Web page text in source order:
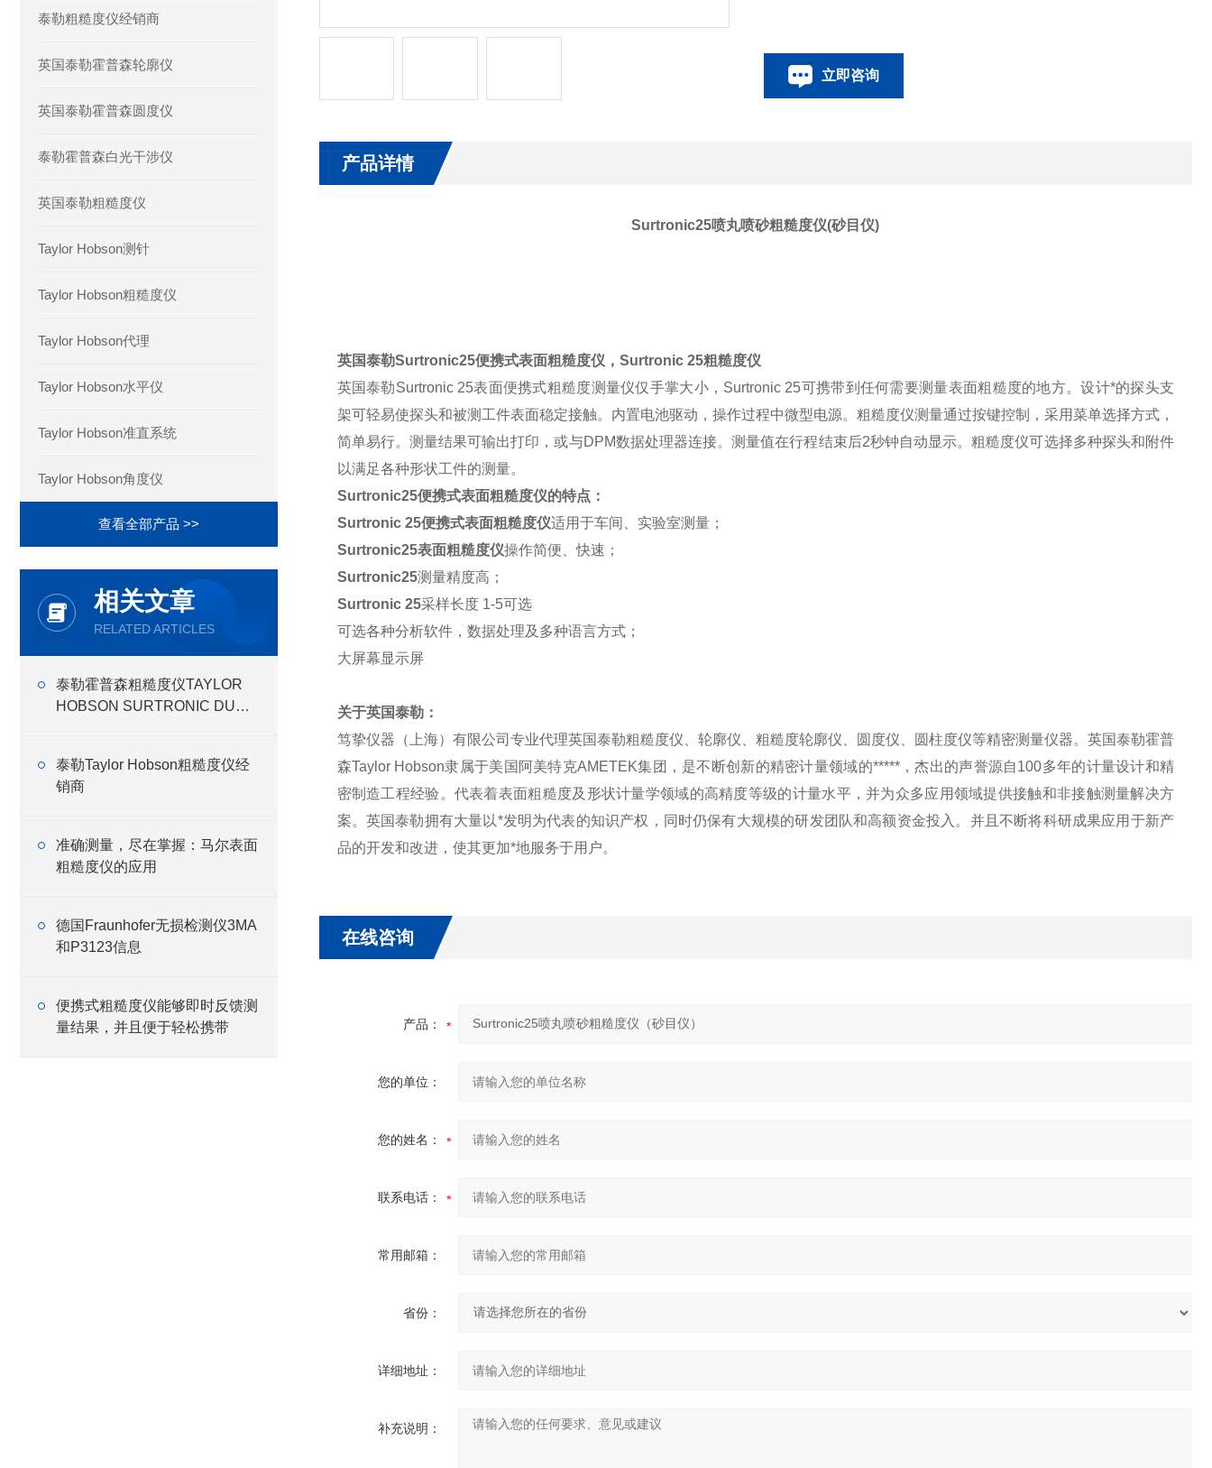
泰勒粗糙度仪经销商
英国泰勒霍普森轮廓仪
英国泰勒霍普森圆度仪
泰勒霍普森白光干涉仪
英国泰勒粗糙度仪
Taylor Hobson测针
Taylor Hobson粗糙度仪
Taylor Hobson代理
Taylor Hobson水平仪
Taylor Hobson准直系统
Taylor Hobson角度仪
查看全部产品 >>
相关文章
RELATED ARTICLES
泰勒霍普森粗糙度仪TAYLOR
HOBSON SURTRONIC DUO
泰勒Taylor Hobson粗糙度仪经
销商
准确测量，尽在掌握：马尔表面
粗糙度仪的应用
德国Fraunhofer无损检测仪3MA
和P3123信息
便携式粗糙度仪能够即时反馈测
量结果，并且便于轻松携带
立即咨询
产品详情
Surtronic25喷丸喷砂粗糙度仪(砂目仪)
英国泰勒Surtronic25便携式表面粗糙度仪，Surtronic 25粗糙度仪
英国泰勒Surtronic 25表面便携式粗糙度测量仪仅手掌大小，Surtronic 25可携带到任何需要测量表面粗糙度的地方。设计*的探头支
架可轻易使探头和被测工件表面稳定接触。内置电池驱动，操作过程中微型电源。粗糙度仪测量通过按键控制，采用菜单选择方式，
简单易行。测量结果可输出打印，或与DPM数据处理器连接。测量值在行程结束后2秒钟自动显示。粗糙度仪可选择多种探头和附件
以满足各种形状工件的测量。
Surtronic25便携式表面粗糙度仪的特点：
Surtronic 25便携式表面粗糙度仪适用于车间、实验室测量；
Surtronic25表面粗糙度仪操作简便、快速；
Surtronic25测量精度高；
Surtronic 25采样长度 1-5可选
可选各种分析软件，数据处理及多种语言方式；
大屏幕显示屏
关于英国泰勒：
笃挚仪器（上海）有限公司专业代理英国泰勒粗糙度仪 轮廓仪 、粗糙度轮廓仪、 圆度仪 圆柱度仪等精密测量仪器。英国泰勒霍普
森Taylor Hobson隶属于美国阿美特克AMETEK集团，是不断创新的精密计量领域的*****，杰出的声誉源自100多年的计量设计和精
密制造工程经验。代表着表面粗糙度及形状计量学领域的高精度等级的计量水平，并为众多应用领域提供接触和非接触测量解决方
案。英国泰勒拥有大量以*发明为代表的知识产权，同时仍保有大规模的研发团队和高额资金投入。并且不断将科研成果应用于新产
品的开发和改进，使其更加*地服务于用户。
在线咨询
产品：
您的单位：
您的姓名：
联系电话：
常用邮箱：
省份：
详细地址：
补充说明：